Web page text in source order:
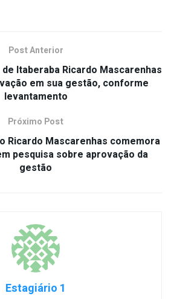
Post Anterior
Itaberaba Ricardo Mascarenhas
em sua gestão, conforme
levantamento
Próximo Post
Ricardo Mascarenhas comemora
pesquisa sobre aprovação da
gestão
Estagiário 1